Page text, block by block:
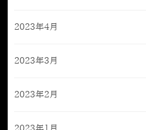
2023年4月
2023年3月
2023年2月